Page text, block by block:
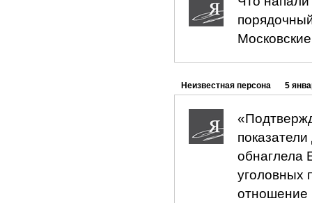
Неизвестная персона 5
обнаглела
уголовных
отношение